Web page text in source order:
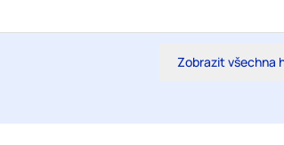
Zobrazit všechna